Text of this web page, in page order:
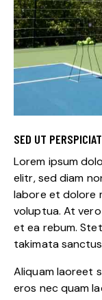
SED UT
Lorem ipsum
elitr, sed diam
labore et dolore
voluptua. At
et ea rebum.
takimata
Aliquam laoreet
eros nec quam